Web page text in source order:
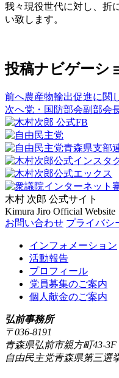
我々現役世代に対し、折
い致します。
投稿ナビゲーシ
前へ農産物輸出促進に関
次へ党・国防部会副部会
木村 次郎 公式サイト
Kimura Jiro Official Website
お問い合わせ プライバシ
インフォメーション
活動報告
プロフィール
党員募集のご案内
個人献金のご案内
弘前事務所
〒036-8191
青森県弘前市親方町43-3F
自由民主党青森県第三選